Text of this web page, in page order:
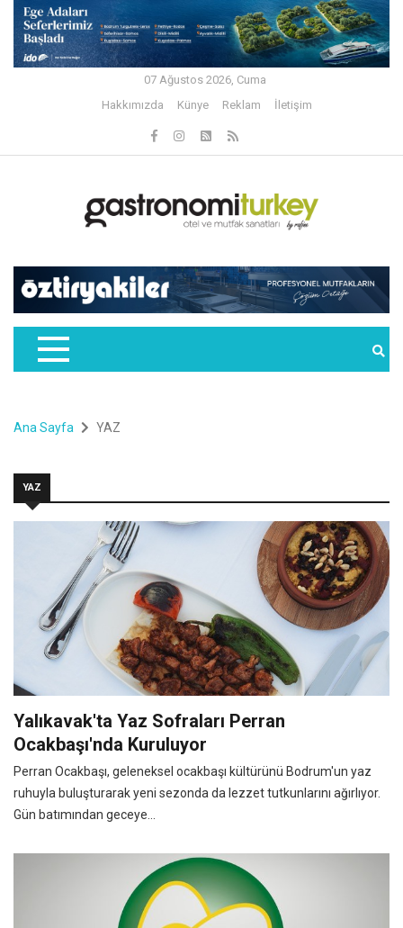
07 Ağustos 2026, Cuma
Hakkımızda
Künye Reklam İletişim
Ana Sayfa YAZ
YAZ
Yalıkavak'ta Yaz Sofraları Perran
Ocakbaşı'nda Kuruluyor
Perran Ocakbaşı, geleneksel ocakbaşı kültürünü Bodrum'un yaz
ruhuyla buluşturarak yeni sezonda da lezzet tutkunlarını ağırlıyor.
Gün batımından geceye...